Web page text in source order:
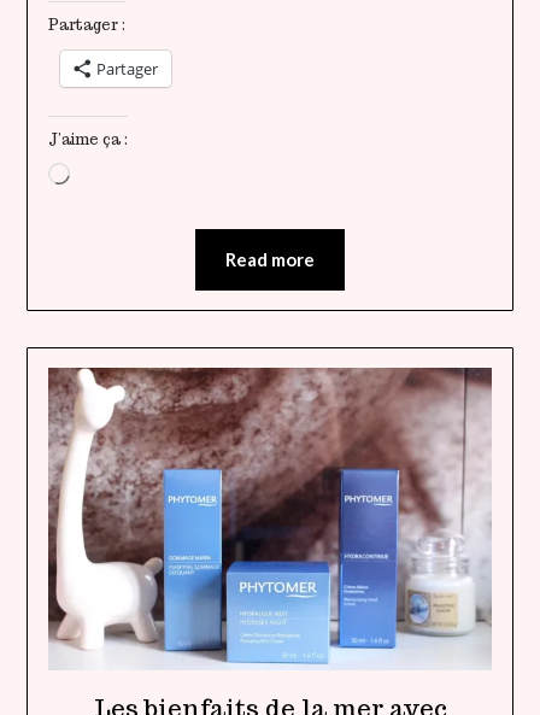
Partager :
Partager
J’aime ça :
Chargement…
Read more